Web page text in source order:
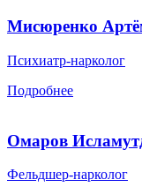
Мисюренко
Психиатр-нарколог
Подробнее
Омаров
Фельдшер-нарколог